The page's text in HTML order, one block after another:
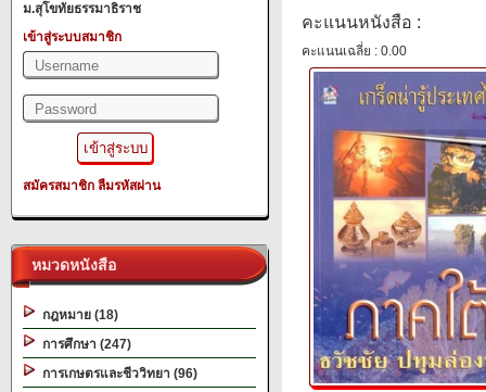
ม.สุโขทัยธรรมาธิราช
เข้าสู่ระบบสมาชิก
สมัครสมาชิก ลืมรหัสผ่าน
หมวดหนังสือ
กฎหมาย (18)
การศึกษา (247)
การเกษตรและชีววิทยา (96)
คะแนนหนังสือ :
คะแนนเฉลี่ย : 0.00